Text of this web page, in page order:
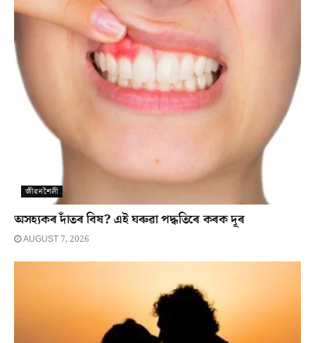
জীৱনশৈলী
অসহ্যকৰ দাঁতৰ বিষ? এই ঘৰুৱা পদ্ধতিৰে কৰক দূৰ
AUGUST 7, 2026